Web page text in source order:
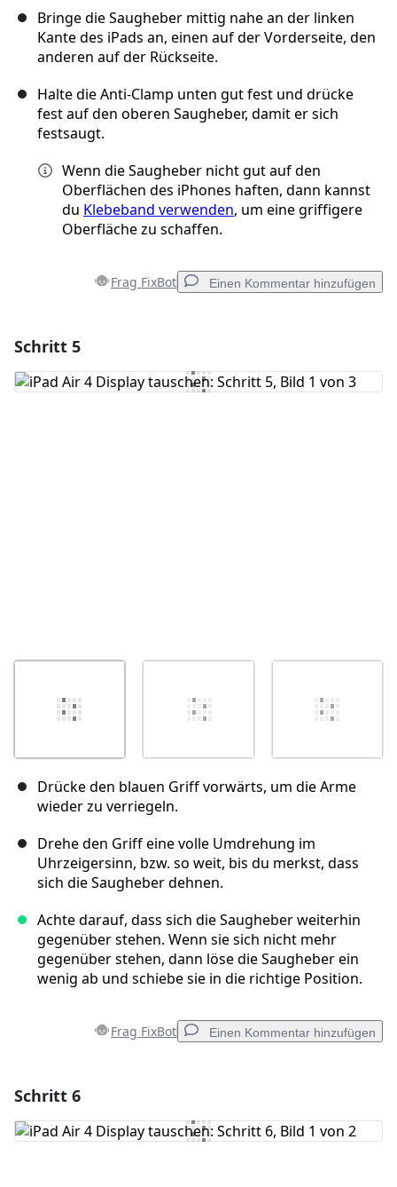
Bringe die Saugheber mittig nahe an der linken
Kante des iPads an, einen auf der Vorderseite, den
anderen auf der Rückseite.
Halte die Anti-Clamp unten gut fest und drücke
fest auf den oberen Saugheber, damit er sich
festsaugt.
Wenn die Saugheber nicht gut auf den
Oberflächen des iPhones haften, dann kannst
du Klebeband verwenden, um eine griffigere
Oberfläche zu schaffen.
Frag FixBot Einen Kommentar hinzufügen
Kommentar hinzufügen
Schritt 5
Drücke den blauen Griff vorwärts, um die Arme
wieder zu verriegeln.
Drehe den Griff eine volle Umdrehung im
Uhrzeigersinn, bzw. so weit, bis du merkst, dass
sich die Saugheber dehnen.
Achte darauf, dass sich die Saugheber weiterhin
gegenüber stehen. Wenn sie sich nicht mehr
gegenüber stehen, dann löse die Saugheber ein
wenig ab und schiebe sie in die richtige Position.
Frag FixBot Einen Kommentar hinzufügen
Kommentar hinzufügen
Schritt 6